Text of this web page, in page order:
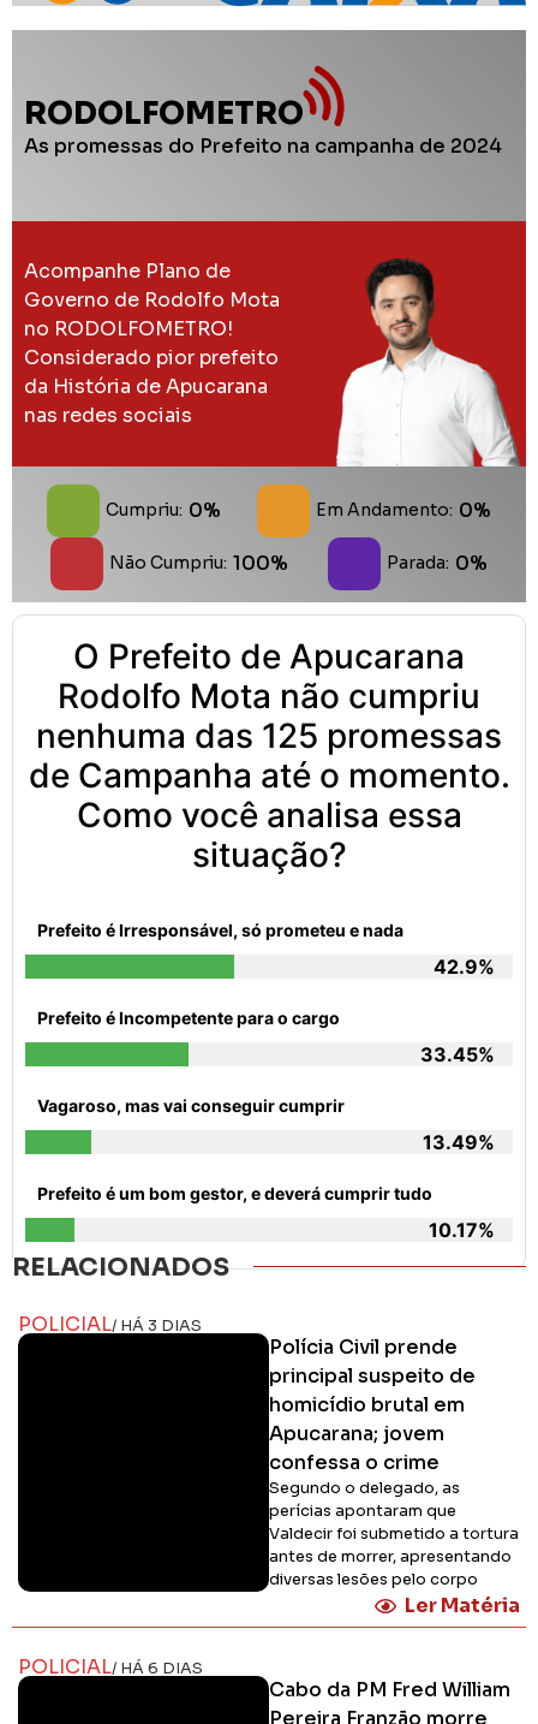
RODOLFOMETRO
As promessas do Prefeito na campanha de 2024
Acompanhe Plano de
Governo de Rodolfo Mota
no RODOLFOMETRO!
Considerado pior prefeito
da História de Apucarana
nas redes sociais
Cumpriu: 0% Em Andamento: 0%
Não Cumpriu: 100% Parada: 0%
O Prefeito de Apucarana
Rodolfo Mota não cumpriu
nenhuma das 125 promessas
de Campanha até o momento.
Como você analisa essa
situação?
Prefeito é Irresponsável, só prometeu e nada
42.9%
Prefeito é Incompetente para o cargo
33.45%
Vagaroso, mas vai conseguir cumprir
13.49%
Prefeito é um bom gestor, e deverá cumprir tudo
10.17%
RELACIONADOS
POLICIAL/ HÁ 3 DIAS
Polícia Civil prende
principal suspeito de
homicídio brutal em
Apucarana; jovem
confessa o crime
Segundo o delegado, as
perícias apontaram que
Valdecir foi submetido a tortura
antes de morrer, apresentando
diversas lesões pelo corpo
Ler Matéria
POLICIAL/ HÁ 6 DIAS
Cabo da PM Fred William
Pereira Franzão morre